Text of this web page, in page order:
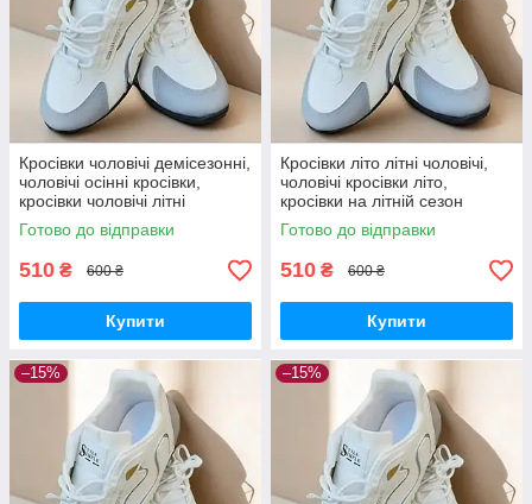
Кросівки чоловічі демісезонні,
чоловічі осінні кросівки,
кросівки чоловічі літні
Готово до відправки
510 ₴ 600 ₴
Купити
Кросівки літо літні чоловічі,
чоловічі кросівки літо,
кросівки на літній сезон
чоловічі 39 розмір
Готово до відправки
510 ₴ 600 ₴
Купити
–15% –15%